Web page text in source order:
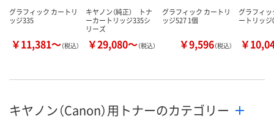
グラフィック カートリ
ッジ335
￥11,381～（税込）
キヤノン（純正） トナ
ーカートリッジ335シ
リーズ
￥29,080～（税込）
グラフィック カートリ
ッジ527 1個
￥9,596（税込）
グラフィ
ートリッジ
￥
キヤノン（Canon）用トナーのカテゴリー